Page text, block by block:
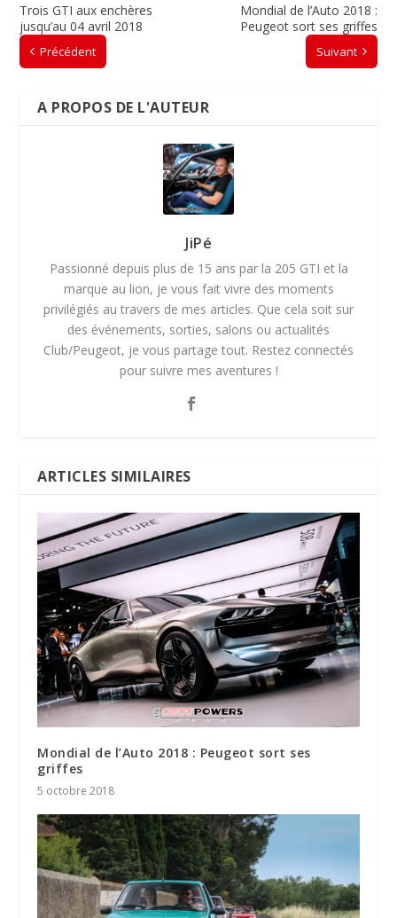
Trois GTI aux enchères
jusqu’au 04 avril 2018
Précédent
Mondial de l’Auto 2018 :
Peugeot sort ses griffes
Suivant
A PROPOS DE L'AUTEUR
JiPé
Passionné depuis plus de 15 ans par la 205 GTI et la
marque au lion, je vous fait vivre des moments
privilégiés au travers de mes articles. Que cela soit sur
des événements, sorties, salons ou actualités
Club/Peugeot, je vous partage tout. Restez connectés
pour suivre mes aventures !
ARTICLES SIMILAIRES
Mondial de l’Auto 2018 : Peugeot sort ses
griffes
5 octobre 2018